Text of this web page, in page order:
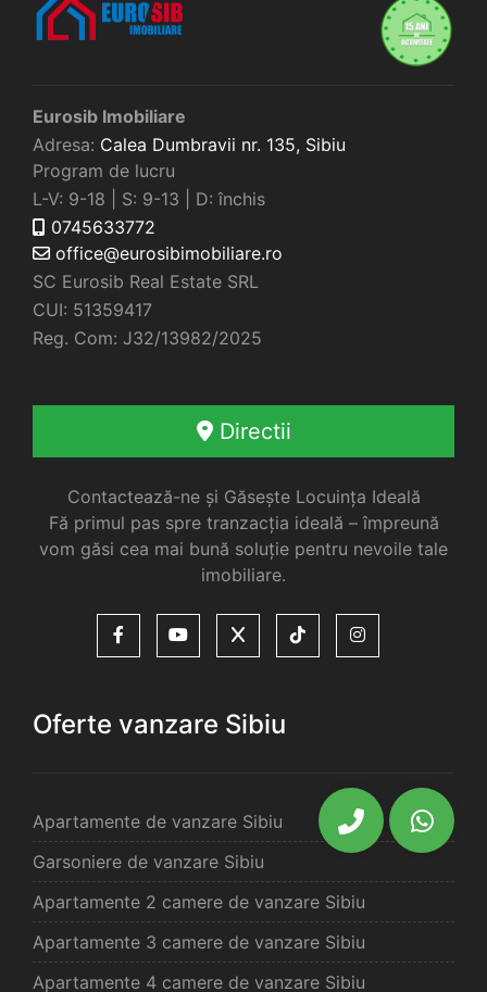
Eurosib Imobiliare
Adresa: Calea Dumbravii nr. 135, Sibiu
Program de lucru
L-V: 9-18 | S: 9-13 | D: închis
0745633772
office@eurosibimobiliare.ro
SC Eurosib Real Estate SRL
CUI: 51359417
Reg. Com: J32/13982/2025
Directii
Contactează-ne și Găsește Locuința Ideală
Fă primul pas spre tranzacția ideală – împreună
vom găsi cea mai bună soluție pentru nevoile tale
imobiliare.
Oferte vanzare Sibiu
Apartamente de vanzare Sibiu
Garsoniere de vanzare Sibiu
Apartamente 2 camere de vanzare Sibiu
Apartamente 3 camere de vanzare Sibiu
Apartamente 4 camere de vanzare Sibiu